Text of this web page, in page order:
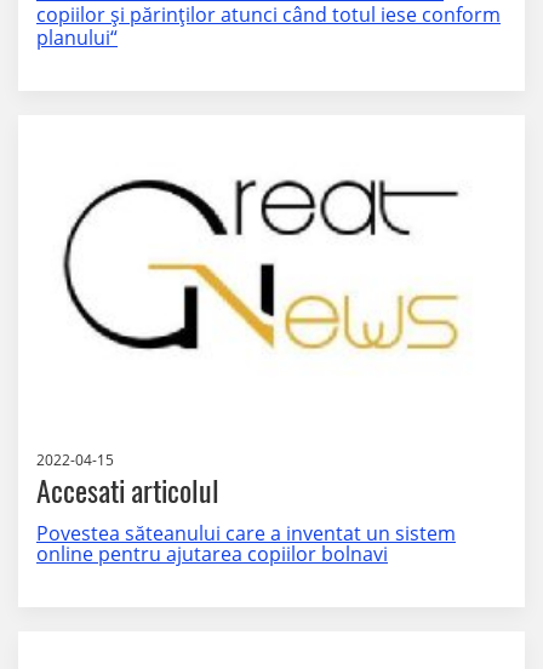
copiilor și părinților atunci când totul iese conform
planului“
2022-04-15
Accesati articolul
Povestea săteanului care a inventat un sistem
online pentru ajutarea copiilor bolnavi